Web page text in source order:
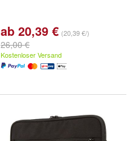
ab 20,39 € (20,39 €/)
26,00 €
Kostenloser Versand